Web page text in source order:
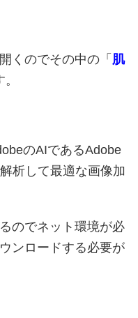
くのでその中の「 肌
のAIであるAdobe
析して最適な画像加
のでネット環境が必
ンロードする必要が